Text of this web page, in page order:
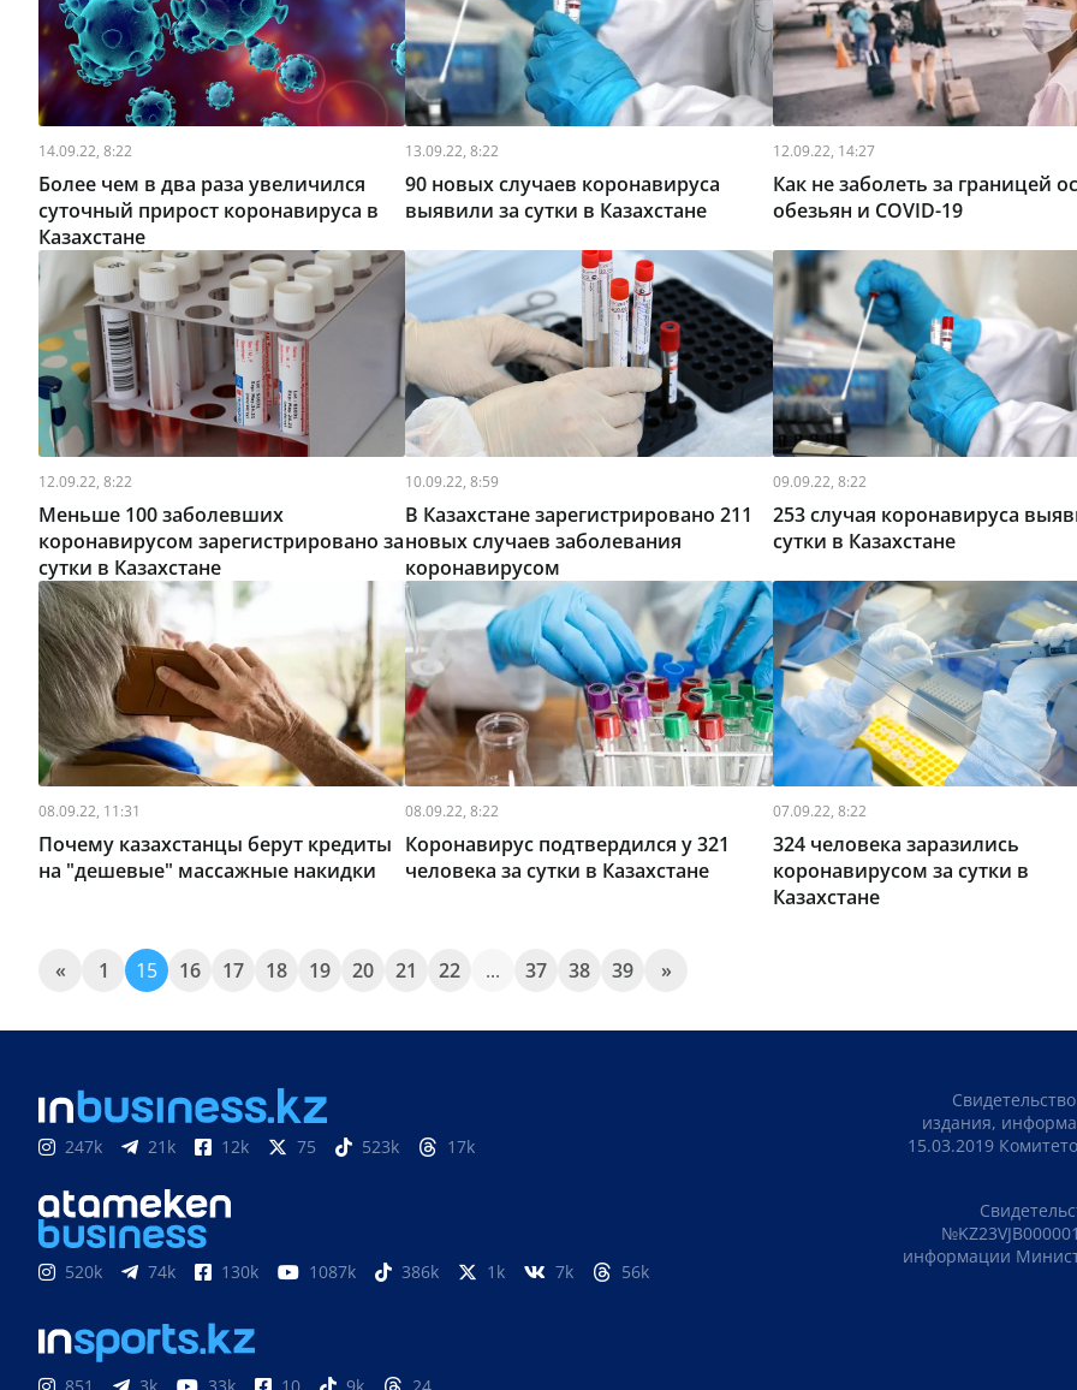
14.09.22, 8:22
Более чем в два раза увеличился
суточный прирост коронавируса в
Казахстане
13.09.22, 8:22
90 новых случаев коронавируса
выявили за сутки в Казахстане
12.09.22, 14:27
Как не заболеть за границей
обезьян и COVID-19
12.09.22, 8:22
Меньше 100 заболевших
коронавирусом зарегистрировано за
сутки в Казахстане
10.09.22, 8:59
В Казахстане зарегистрировано 211
новых случаев заболевания
коронавирусом
09.09.22, 8:22
253 случая коронавируса
сутки в Казахстане
08.09.22, 11:31
Почему казахстанцы берут кредиты
на "дешевые" массажные накидки
08.09.22, 8:22
Коронавирус подтвердился у 321
человека за сутки в Казахстане
07.09.22, 8:22
324 человека заразились
коронавирусом за сутки в
Казахстане
« 1 15 16 17 18 19 20 21 22 ... 37 38 39 »
247k 21k 12k 75 523k 17k
520k 74k 130k 1087k 386k 1k 7k 56k
издания,
15.03.2019
информации